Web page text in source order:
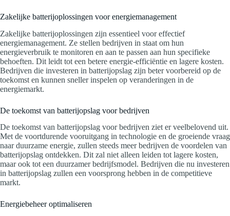
Zakelijke batterijoplossingen voor energiemanagement
Zakelijke batterijoplossingen zijn essentieel voor effectief
energiemanagement. Ze stellen bedrijven in staat om hun
energieverbruik te monitoren en aan te passen aan hun specifieke
behoeften. Dit leidt tot een betere energie-efficiëntie en lagere kosten.
Bedrijven die investeren in batterijopslag zijn beter voorbereid op de
toekomst en kunnen sneller inspelen op veranderingen in de
energiemarkt.
De toekomst van batterijopslag voor bedrijven
De toekomst van batterijopslag voor bedrijven ziet er veelbelovend uit.
Met de voortdurende vooruitgang in technologie en de groeiende vraag
naar duurzame energie, zullen steeds meer bedrijven de voordelen van
batterijopslag ontdekken. Dit zal niet alleen leiden tot lagere kosten,
maar ook tot een duurzamer bedrijfsmodel. Bedrijven die nu investeren
in batterijopslag zullen een voorsprong hebben in de competitieve
markt.
Energiebeheer optimaliseren